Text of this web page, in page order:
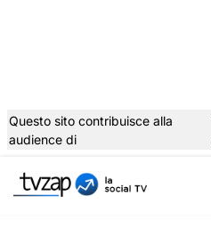
al
Questo sito contribuisce alla
audience di